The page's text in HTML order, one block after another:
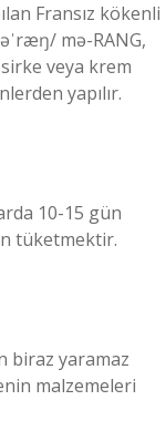
Fransız kökenli
mə-RANG,
veya krem
yapılır.
10-15 gün
tüketmektir.
biraz yaramaz
malzemeleri